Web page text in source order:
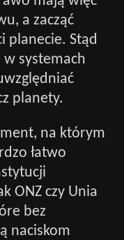
a zacząć
planecie. Stąd
systemach
planety.
na którym
łatwo
ONZ czy Unia
bez
naciskom